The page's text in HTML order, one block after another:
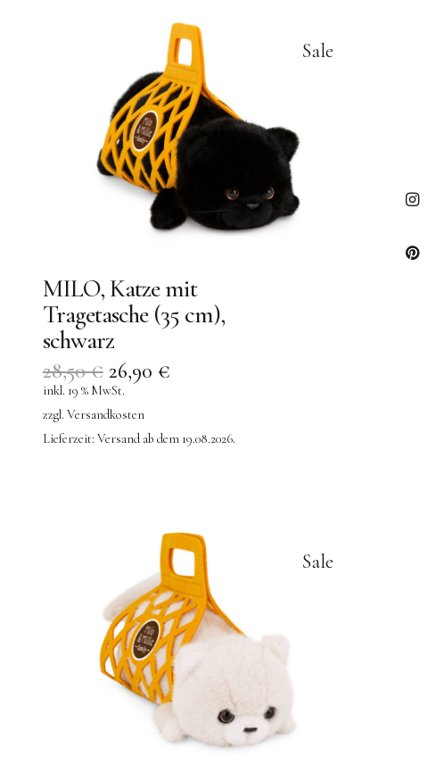
Sale
MILO, Katze mit
Tragetasche (35 cm),
schwarz
28,50€ 26,90 €
inkl. 19 % MwSt.
zzgl. Versandkosten
Lieferzeit: Versand ab dem 19.08.2026.
Sale